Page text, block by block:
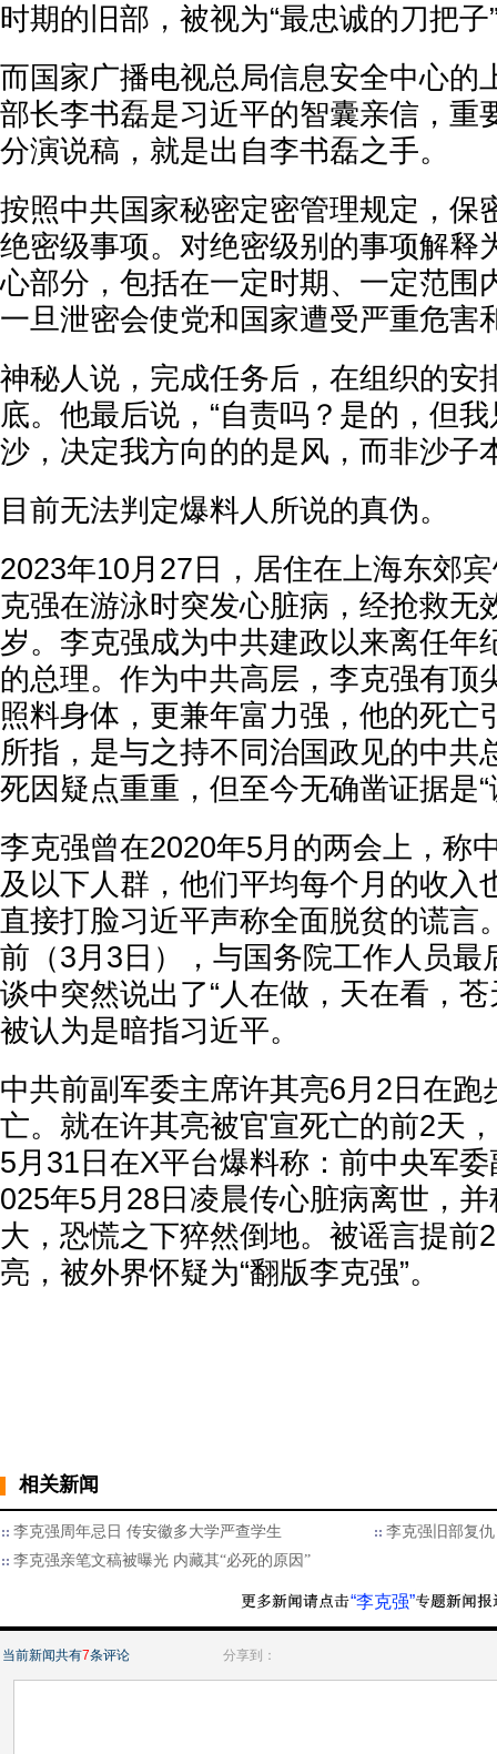
时期的旧部，被视为“最忠诚的刀把
而国家广播电视总局信息安全中心的
部长李书磊是习近平的智囊亲信，重
分演说稿，就是出自李书磊之手。
按照中共国家秘密定密管理规定，保
绝密级事项。对绝密级别的事项解释
心部分，包括在一定时期、一定范围
一旦泄密会使党和国家遭受严重危害
神秘人说，完成任务后，在组织的安
底。他最后说，“自责吗？是的，但
沙，决定我方向的的是风，而非沙子
目前无法判定爆料人所说的真伪。
2023年10月27日，居住在上海东郊
克强在游泳时突发心脏病，经抢救无
岁。李克强成为中共建政以来离任年
的总理。作为中共高层，李克强有顶
照料身体，更兼年富力强，他的死亡
所指，是与之持不同治国政见的中共
死因疑点重重，但至今无确凿证据是
李克强曾在2020年5月的两会上，称
及以下人群，他们平均每个月的收入
直接打脸习近平声称全面脱贫的谎言
前（3月3日），与国务院工作人员最
谈中突然说出了“人在做，天在看，
被认为是暗指习近平。
中共前副军委主席许其亮6月2日在跑
亡。就在许其亮被官宣死亡的前2天
5月31日在X平台爆料称：前中央军
025年5月28日凌晨传心脏病离世，
大，恐慌之下猝然倒地。被谣言提前
亮，被外界怀疑为“翻版李克强”。
相关新闻
李克强周年忌日 传安徽多大学严查学生
李克强旧部复
李克强亲笔文稿被曝光 内藏其“必死的原因”
“李克强”
当前新闻共有7条评论 分享到：